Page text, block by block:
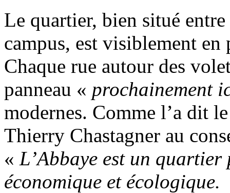
Le quartier, bien situé
campus, est visiblement
Chaque rue autour des
panneau « prochainement
modernes. Comme l’a dit
Thierry Chastagner au
« L’Abbaye est un
économique et écologique.